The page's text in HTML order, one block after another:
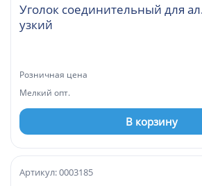
Уголок соединительный для
узкий
Розничная цена
Мелкий опт.
В корзину
Артикул: 0003185